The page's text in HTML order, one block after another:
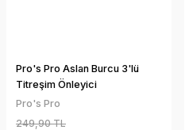
Pro's Pro Aslan Burcu 3'lü
Titreşim Önleyici
Pro's Pro
249,90 TL